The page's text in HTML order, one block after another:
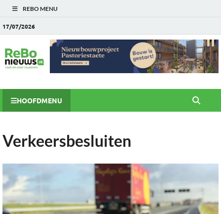
REBO MENU
17/07/2026
HOOFDMENU
Verkeersbesluiten